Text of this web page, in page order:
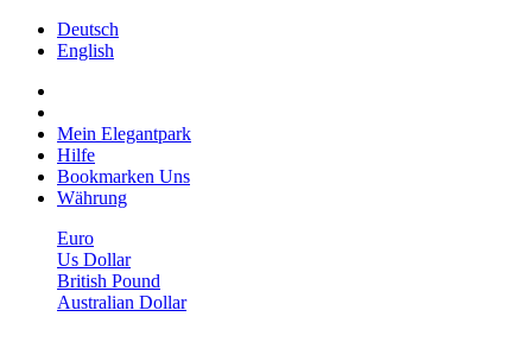
Deutsch
English
Mein Elegantpark
Hilfe
Bookmarken Uns
Währung
Euro
Us Dollar
British Pound
Australian Dollar